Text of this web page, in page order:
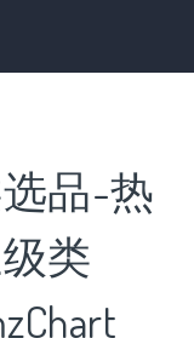
选品-热
类